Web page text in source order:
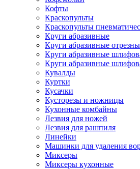
Кофты
Краскопульты
Краскопульты
Круги абразивные
Круги абразивные
Круги абразивные
Круги абразивные
Кувалды
Куртки
Кусачки
Кусторезы и ножницы
Кухонные комбайны
Лезвия для ножей
Лезвия для рашпиля
Линейки
Машинки для удаления
Миксеры
Миксеры кухонные